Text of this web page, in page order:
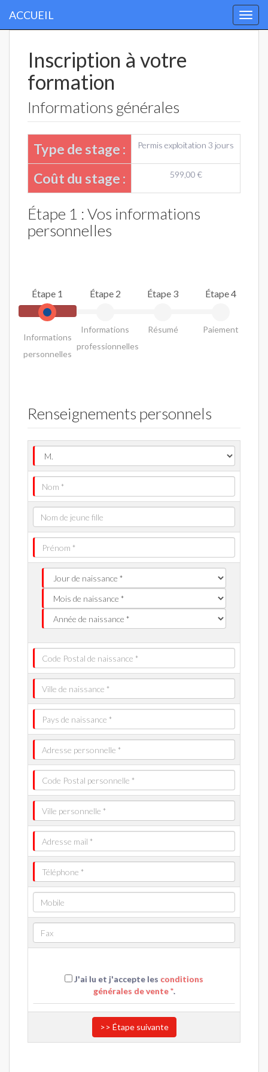
ACCUEIL
Inscription à votre
formation
Informations générales
Type de stage : Permis exploitation 3 jours
Coût du stage : 599,00 €
Étape 1 : Vos informations
personnelles
Étape 1
Informations
personnelles
Étape 2
Informations
professionnelles
Étape 3
Résumé
Étape 4
Paiement
Renseignements personnels
J'ai lu et j'accepte les conditions
générales de vente *.
>> Étape suivante